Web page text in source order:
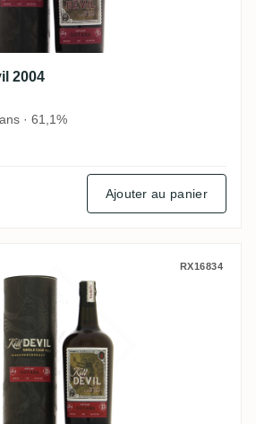
2004
· 61,1%
Ajouter au panier
RX16834